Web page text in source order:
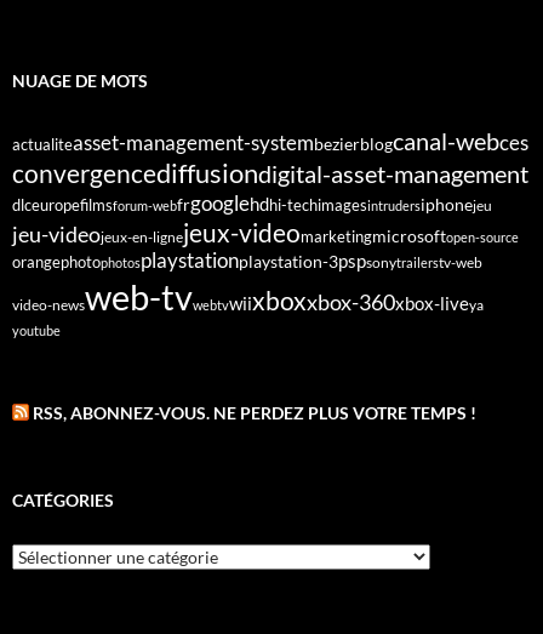
NUAGE DE MOTS
actualiteasset-management-systembezierblogcanal-webces
convergencediffusiondigital-asset-management
dlceuropefilmsforum-webfrgooglehdhi-techimagesintrudersiphonejeu
jeu-videojeux-en-lignejeux-videomarketingmicrosoftopen-source
orangephotophotosplaystationplaystation-3pspsonytrailerstv-web
video-newsweb-tvwebtvwiixboxxbox-360xbox-liveya
youtube
RSS, ABONNEZ-VOUS. NE PERDEZ PLUS VOTRE TEMPS !
CATÉGORIES
Catégories